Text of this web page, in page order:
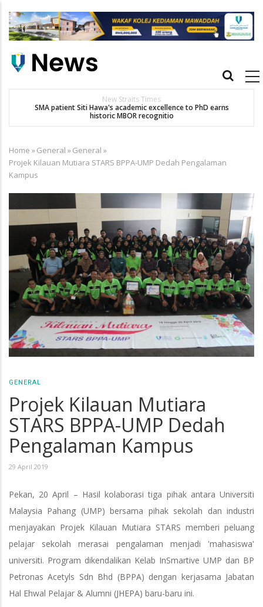
main
Main
New Straits Times
SMA patient Siti Hawa's academic excellence to PhD earns
historic MBOR recognitio
Breadcrumb
Home »General »General »
Projek Kilauan Mutiara STARS BPPA-UMP Dedah Pengalaman
Kampus
GENERAL
Projek Kilauan Mutiara
STARS BPPA-UMP Dedah
Pengalaman Kampus
29 April 2019
Pekan, 20 April – Hasil kolaborasi tiga pihak antara Universiti
Malaysia Pahang (UMP) bersama pihak sekolah dan industri
menjayakan Projek Kilauan Mutiara STARS memberi peluang
pelajar sekolah merasai pengalaman menjadi 'mahasiswa'
universiti. Program dikendalikan Kelab InSmartive UMP dan BP
Petronas Acetyls Sdn Bhd (BPPA) dengan kerjasama Jabatan
Hal Ehwal Pelajar & Alumni (JHEPA) baru-baru ini.